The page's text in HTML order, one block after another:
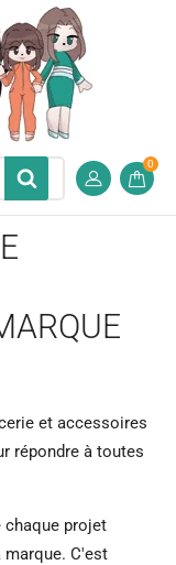
0
et accessoires
répondre à toutes
chaque projet
C'est